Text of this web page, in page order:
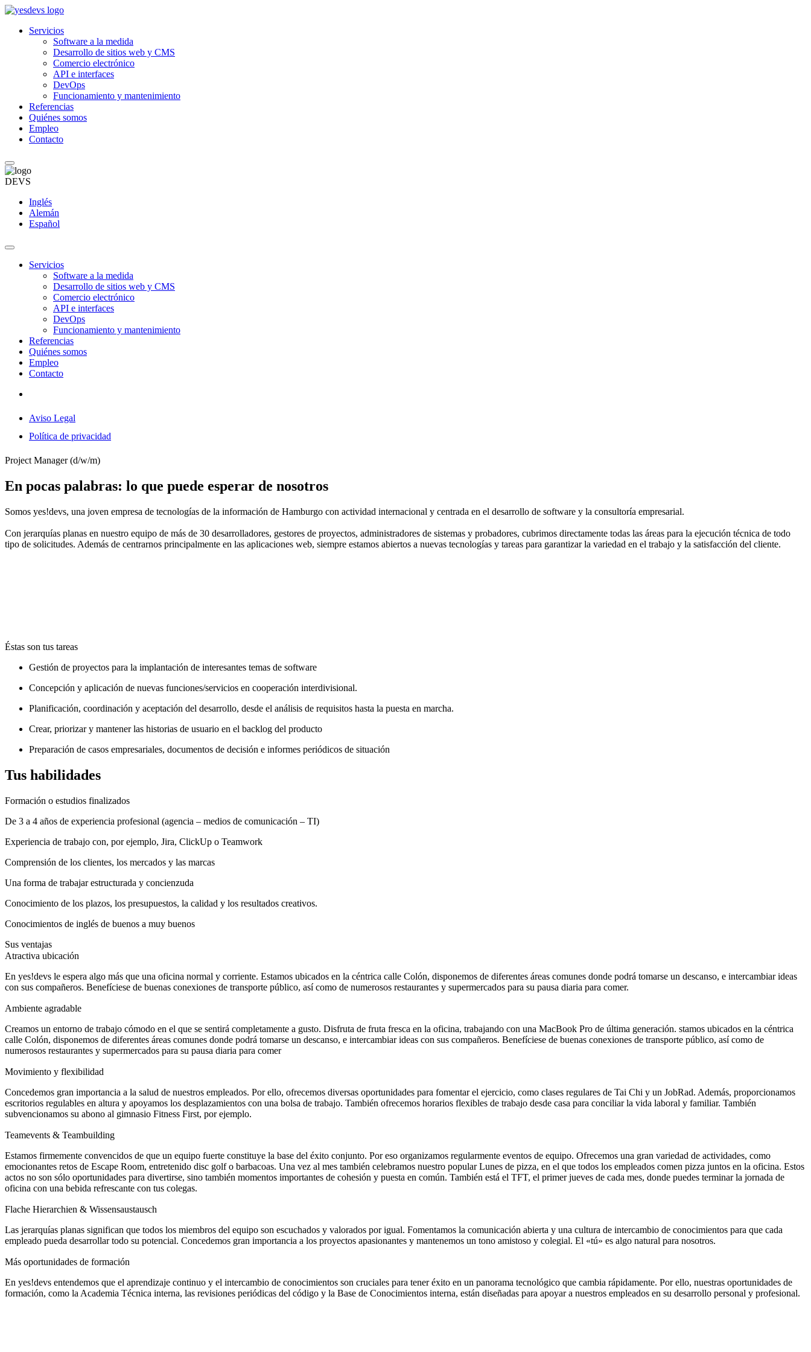
Servicios
Software a la medida
Desarrollo de sitios web y CMS
Comercio electrónico
API e interfaces
DevOps
Funcionamiento y mantenimiento
Referencias
Quiénes somos
Empleo
Contacto
DEVS
Inglés
Alemán
Español
Servicios
Software a la medida
Desarrollo de sitios web y CMS
Comercio electrónico
API e interfaces
DevOps
Funcionamiento y mantenimiento
Referencias
Quiénes somos
Empleo
Contacto
Aviso Legal
Política de privacidad
Project Manager (d/w/m)
En pocas palabras: lo que puede esperar de nosotros
Somos yes!devs, una joven empresa de tecnologías de la información de Hamburgo con actividad internacional y centrada en el desarrollo de software y la consultoría empresarial.
Con jerarquías planas en nuestro equipo de más de 30 desarrolladores, gestores de proyectos, administradores de sistemas y probadores, cubrimos directamente todas las áreas para la ejecución técnica de todo
tipo de solicitudes. Además de centrarnos principalmente en las aplicaciones web, siempre estamos abiertos a nuevas tecnologías y tareas para garantizar la variedad en el trabajo y la satisfacción del cliente.
Éstas son tus tareas
Gestión de proyectos para la implantación de interesantes temas de software
Concepción y aplicación de nuevas funciones/servicios en cooperación interdivisional.
Planificación, coordinación y aceptación del desarrollo, desde el análisis de requisitos hasta la puesta en marcha.
Crear, priorizar y mantener las historias de usuario en el backlog del producto
Preparación de casos empresariales, documentos de decisión e informes periódicos de situación
Tus habilidades
Formación o estudios finalizados
De 3 a 4 años de experiencia profesional (agencia – medios de comunicación – TI)
Experiencia de trabajo con, por ejemplo, Jira, ClickUp o Teamwork
Comprensión de los clientes, los mercados y las marcas
Una forma de trabajar estructurada y concienzuda
Conocimiento de los plazos, los presupuestos, la calidad y los resultados creativos.
Conocimientos de inglés de buenos a muy buenos
Sus ventajas
Atractiva ubicación
En yes!devs le espera algo más que una oficina normal y corriente. Estamos ubicados en la céntrica calle Colón, disponemos de diferentes áreas comunes donde podrá tomarse un descanso, e intercambiar ideas
con sus compañeros. Benefíciese de buenas conexiones de transporte público, así como de numerosos restaurantes y supermercados para su pausa diaria para comer.
Ambiente agradable
Creamos un entorno de trabajo cómodo en el que se sentirá completamente a gusto. Disfruta de fruta fresca en la oficina, trabajando con una MacBook Pro de última generación. stamos ubicados en la céntrica
calle Colón, disponemos de diferentes áreas comunes donde podrá tomarse un descanso, e intercambiar ideas con sus compañeros. Benefíciese de buenas conexiones de transporte público, así como de
numerosos restaurantes y supermercados para su pausa diaria para comer
Movimiento y flexibilidad
Concedemos gran importancia a la salud de nuestros empleados. Por ello, ofrecemos diversas oportunidades para fomentar el ejercicio, como clases regulares de Tai Chi y un JobRad. Además, proporcionamos
escritorios regulables en altura y apoyamos los desplazamientos con una bolsa de trabajo. También ofrecemos horarios flexibles de trabajo desde casa para conciliar la vida laboral y familiar. También
subvencionamos su abono al gimnasio Fitness First, por ejemplo.
Teamevents & Teambuilding
Estamos firmemente convencidos de que un equipo fuerte constituye la base del éxito conjunto. Por eso organizamos regularmente eventos de equipo. Ofrecemos una gran variedad de actividades, como
emocionantes retos de Escape Room, entretenido disc golf o barbacoas. Una vez al mes también celebramos nuestro popular Lunes de pizza, en el que todos los empleados comen pizza juntos en la oficina. Estos
actos no son sólo oportunidades para divertirse, sino también momentos importantes de cohesión y puesta en común. También está el TFT, el primer jueves de cada mes, donde puedes terminar la jornada de
oficina con una bebida refrescante con tus colegas.
Flache Hierarchien & Wissensaustausch
Las jerarquías planas significan que todos los miembros del equipo son escuchados y valorados por igual. Fomentamos la comunicación abierta y una cultura de intercambio de conocimientos para que cada
empleado pueda desarrollar todo su potencial. Concedemos gran importancia a los proyectos apasionantes y mantenemos un tono amistoso y colegial. El «tú» es algo natural para nosotros.
Más oportunidades de formación
En yes!devs entendemos que el aprendizaje continuo y el intercambio de conocimientos son cruciales para tener éxito en un panorama tecnológico que cambia rápidamente. Por ello, nuestras oportunidades de
formación, como la Academia Técnica interna, las revisiones periódicas del código y la Base de Conocimientos interna, están diseñadas para apoyar a nuestros empleados en su desarrollo personal y profesional.